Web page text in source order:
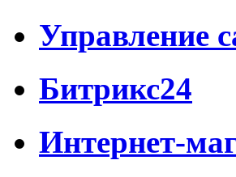
Управление
Битрикс24
Интернет-